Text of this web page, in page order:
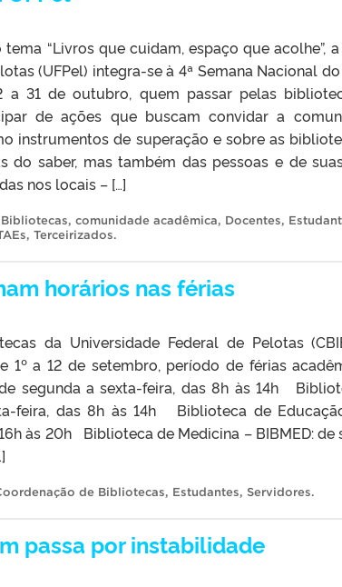
tema “Livros que cuidam, espaço que acolhe”,
(UFPel) integra-se à 4ª Semana Nacional
a 31 de outubro, quem passar pelas
de ações que buscam convidar a
instrumentos de superação e sobre as
do saber, mas também das pessoas e de
nos locais – […]
Bibliotecas, comunidade acadêmica, Docentes,
, Terceirizados.
horários nas férias
da Universidade Federal de Pelotas
1º a 12 de setembro, período de férias
segunda a sexta-feira, das 8h às 14h
feira, das 8h às 14h Biblioteca de
às 20h Biblioteca de Medicina – BIBMED: de
de Bibliotecas, Estudantes, Servidores.
passa por instabilidade